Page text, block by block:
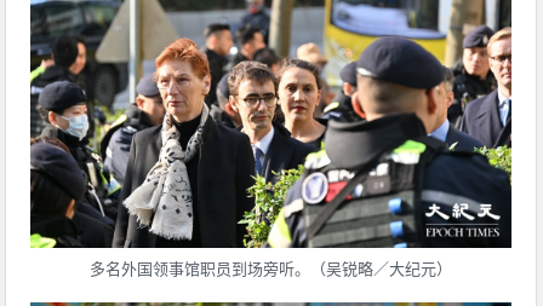
多名外国领事馆职员到场旁听。（吴锐略／大纪元）